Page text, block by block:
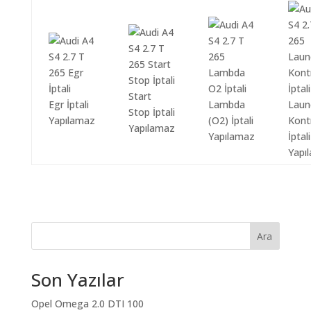
Egr İptali
Yapılamaz
Start
Stop İptali
Yapılamaz
Lambda
(O2) İptali
Yapılamaz
İptali
Ara
Son Yazılar
Opel Omega 2.0 DTI 100